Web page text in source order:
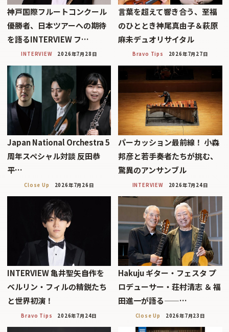
神戸国際フルートコンクール
優勝者、日本ツアーへの期待
を語るINTERVIEW フ…
INTERVIEW 2026年7月28日
言葉を超えて響き合う、至福
のひととき神尾真由子＆萩原
麻未デュオリサイタル
Bravo Tips 2026年7月27日
Japan National Orchestra 5
周年スペシャル対談 反田恭
平…
Close Up 2026年7月26日
パーカッション最前線！ 小森
邦彦と若手奏者たちが挑む、
驚異のアンサンブル
INTERVIEW 2026年7月24日
INTERVIEW 亀井聖矢――自作を
ベルリン・フィルの精鋭たち
と世界初演！
Bravo Tips 2026年7月24日
Hakuju ギター・フェスタ プ
ロデューサー・荘村清志 ＆ 福
田進一が語る——…
Close Up 2026年7月23日